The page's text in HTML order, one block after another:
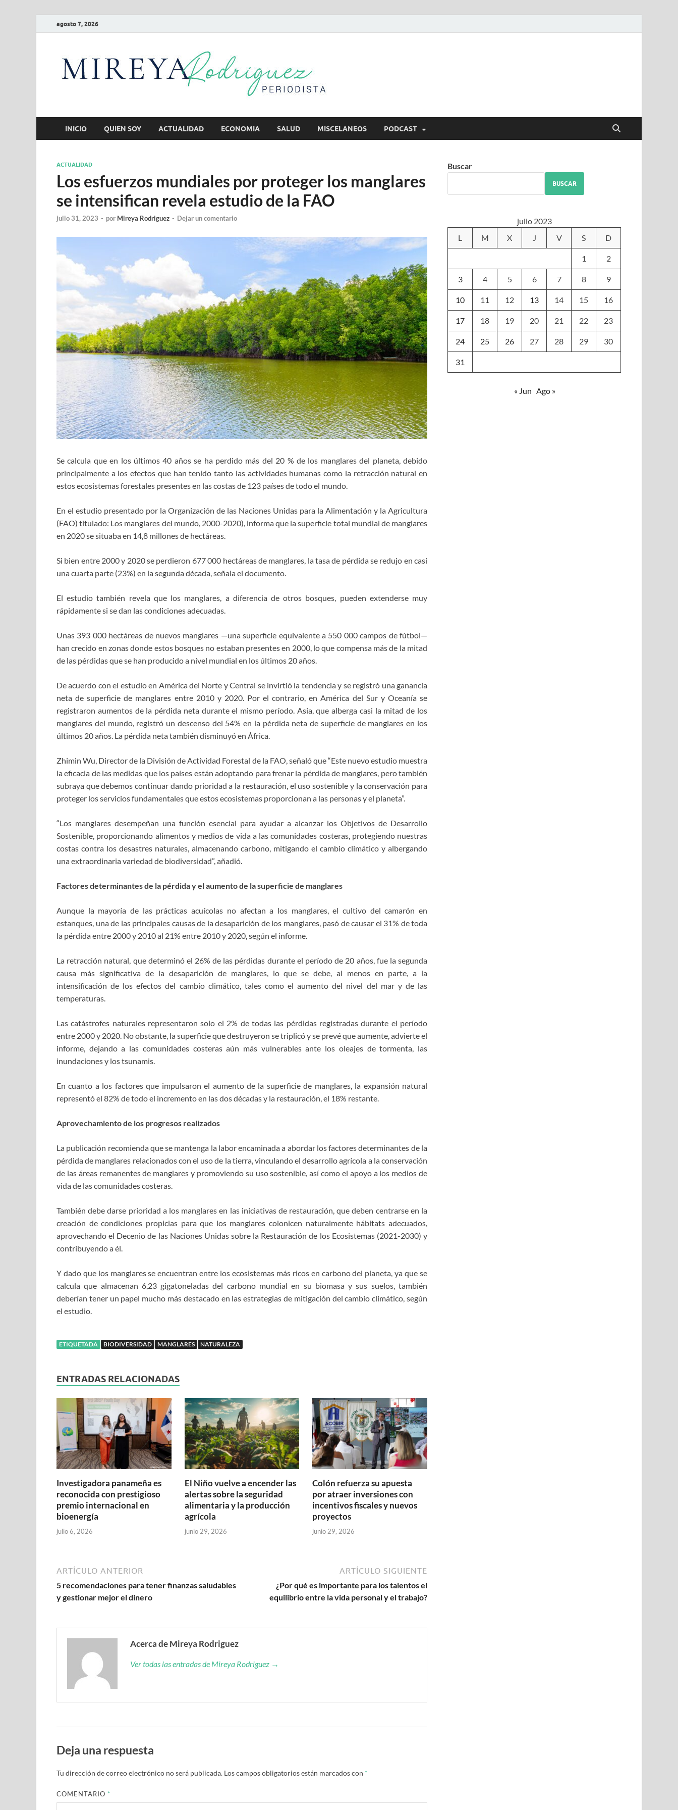
agosto 7, 2026
INICIO QUIEN SOY ACTUALIDAD ECONOMIA SALUD MISCELANEOS PODCAST
ACTUALIDAD
Los esfuerzos mundiales por proteger los manglares
se intensifican revela estudio de la FAO
julio 31, 2023 - por Mireya Rodriguez - Dejar un comentario
Se calcula que en los últimos 40 años se ha perdido más del 20 % de los manglares del planeta, debido
principalmente a los efectos que han tenido tanto las actividades humanas como la retracción natural en
estos ecosistemas forestales presentes en las costas de 123 países de todo el mundo.
En el estudio presentado por la Organización de las Naciones Unidas para la Alimentación y la Agricultura
(FAO) titulado: Los manglares del mundo, 2000-2020), informa que la superficie total mundial de manglares
en 2020 se situaba en 14,8 millones de hectáreas.
Si bien entre 2000 y 2020 se perdieron 677 000 hectáreas de manglares, la tasa de pérdida se redujo en casi
una cuarta parte (23%) en la segunda década, señala el documento.
El estudio también revela que los manglares, a diferencia de otros bosques, pueden extenderse muy
rápidamente si se dan las condiciones adecuadas.
Unas 393 000 hectáreas de nuevos manglares —una superficie equivalente a 550 000 campos de fútbol—
han crecido en zonas donde estos bosques no estaban presentes en 2000, lo que compensa más de la mitad
de las pérdidas que se han producido a nivel mundial en los últimos 20 años.
De acuerdo con el estudio en América del Norte y Central se invirtió la tendencia y se registró una ganancia
neta de superficie de manglares entre 2010 y 2020. Por el contrario, en América del Sur y Oceanía se
registraron aumentos de la pérdida neta durante el mismo período. Asia, que alberga casi la mitad de los
manglares del mundo, registró un descenso del 54% en la pérdida neta de superficie de manglares en los
últimos 20 años. La pérdida neta también disminuyó en África.
Zhimin Wu, Director de la División de Actividad Forestal de la FAO, señaló que “Este nuevo estudio muestra
la eficacia de las medidas que los países están adoptando para frenar la pérdida de manglares, pero también
subraya que debemos continuar dando prioridad a la restauración, el uso sostenible y la conservación para
proteger los servicios fundamentales que estos ecosistemas proporcionan a las personas y el planeta”.
“Los manglares desempeñan una función esencial para ayudar a alcanzar los Objetivos de Desarrollo
Sostenible, proporcionando alimentos y medios de vida a las comunidades costeras, protegiendo nuestras
costas contra los desastres naturales, almacenando carbono, mitigando el cambio climático y albergando
una extraordinaria variedad de biodiversidad”, añadió.
Factores determinantes de la pérdida y el aumento de la superficie de manglares
Aunque la mayoría de las prácticas acuícolas no afectan a los manglares, el cultivo del camarón en
estanques, una de las principales causas de la desaparición de los manglares, pasó de causar el 31% de toda
la pérdida entre 2000 y 2010 al 21% entre 2010 y 2020, según el informe.
La retracción natural, que determinó el 26% de las pérdidas durante el período de 20 años, fue la segunda
causa más significativa de la desaparición de manglares, lo que se debe, al menos en parte, a la
intensificación de los efectos del cambio climático, tales como el aumento del nivel del mar y de las
temperaturas.
Las catástrofes naturales representaron solo el 2% de todas las pérdidas registradas durante el período
entre 2000 y 2020. No obstante, la superficie que destruyeron se triplicó y se prevé que aumente, advierte el
informe, dejando a las comunidades costeras aún más vulnerables ante los oleajes de tormenta, las
inundaciones y los tsunamis.
En cuanto a los factores que impulsaron el aumento de la superficie de manglares, la expansión natural
representó el 82% de todo el incremento en las dos décadas y la restauración, el 18% restante.
Aprovechamiento de los progresos realizados
La publicación recomienda que se mantenga la labor encaminada a abordar los factores determinantes de la
pérdida de manglares relacionados con el uso de la tierra, vinculando el desarrollo agrícola a la conservación
de las áreas remanentes de manglares y promoviendo su uso sostenible, así como el apoyo a los medios de
vida de las comunidades costeras.
También debe darse prioridad a los manglares en las iniciativas de restauración, que deben centrarse en la
creación de condiciones propicias para que los manglares colonicen naturalmente hábitats adecuados,
aprovechando el Decenio de las Naciones Unidas sobre la Restauración de los Ecosistemas (2021-2030) y
contribuyendo a él.
Y dado que los manglares se encuentran entre los ecosistemas más ricos en carbono del planeta, ya que se
calcula que almacenan 6,23 gigatoneladas del carbono mundial en su biomasa y sus suelos, también
deberían tener un papel mucho más destacado en las estrategias de mitigación del cambio climático, según
el estudio.
ETIQUETADA BIODIVERSIDAD MANGLARES NATURALEZA
ENTRADAS RELACIONADAS
Investigadora panameña es
reconocida con prestigioso
premio internacional en
bioenergía
julio 6, 2026
El Niño vuelve a encender las
alertas sobre la seguridad
alimentaria y la producción
agrícola
junio 29, 2026
Colón refuerza su apuesta
por atraer inversiones con
incentivos fiscales y nuevos
proyectos
junio 29, 2026
ARTÍCULO ANTERIOR
5 recomendaciones para tener finanzas saludables
y gestionar mejor el dinero
ARTÍCULO SIGUIENTE
¿Por qué es importante para los talentos el
equilibrio entre la vida personal y el trabajo?
Acerca de Mireya Rodriguez
Ver todas las entradas de Mireya Rodriguez →
Deja una respuesta
Tu dirección de correo electrónico no será publicada. Los campos obligatorios están marcados con *
COMENTARIO *
Buscar
BUSCAR
julio 2023
L
M X J V S D
1 2
3 4 5 6 7 8 9
10 11 12 13 14 15 16
17 18 19 20 21 22 23
24 25 26 27 28 29 30
31
« Jun Ago »